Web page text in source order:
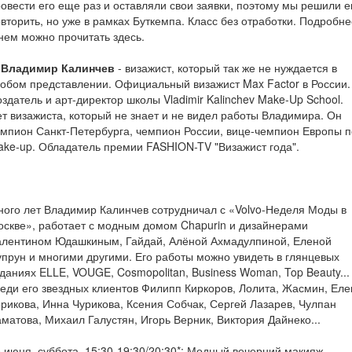
его еще раз и оставляли свои заявки, поэтому мы решили
но уже в рамках Буткемпа. Класс без отработки.
можно прочитать здесь.
Калинчев - визажист, который так же не нуждается в
представлении. Официальный визажист Max Factor в России.
и арт-директор школы Vladimir Kalinchev Make-Up School.
визажиста, который не знает и не видел работы Владимира. Он
Санкт-Петербурга, чемпион России, вице-чемпион Европы
up. Обладатель премии FASHION-TV "Визажист года".
лет Владимир Калинчев сотрудничал с «Volvo-Неделя Моды в
работает с модным домом Chapurin и дизайнерами
Юдашкиным, Гайдай, Алёной Ахмадулпиной, Еленой
и многими другими. Его работы можно увидеть в глянцевых
ELLE, VOUGE, Cosmopolitan, Business Woman, Top
его звездных клиентов Филипп Киркоров, Лолита, Жасмин,
Инна Чурикова, Ксения Собчак, Сергей Лазарев, Чулпан
Михаил Галустян, Игорь Верник, Виктория Дайнеко...